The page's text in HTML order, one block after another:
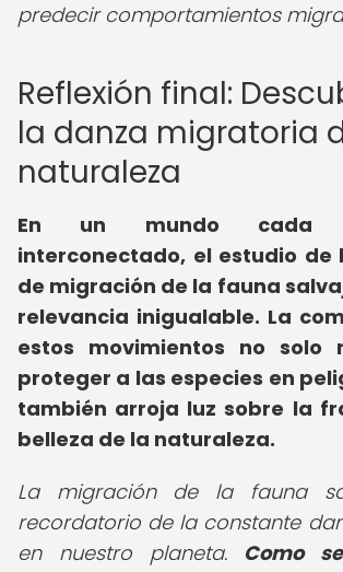
predecir comportamientos
Reflexión final:
la danza migratoria
naturaleza
En un mundo cada
interconectado, el estudio de
de migración de la fauna
relevancia inigualable. La
estos movimientos no solo
proteger a las especies en
también arroja luz sobre la
belleza de la naturaleza.
La migración de la fauna
recordatorio de la constante
en nuestro planeta. Como